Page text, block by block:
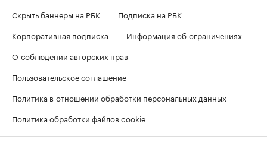
Скрыть баннеры на РБК
Подписка на РБК
Корпоративная подписка
Информация об ограничениях
О соблюдении авторских прав
Пользовательское соглашение
Политика в отношении обработки персональных данных
Политика обработки файлов cookie